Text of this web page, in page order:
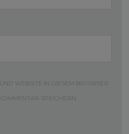
WEBSITE IN DIESEM BROWSER
SPEICHERN.